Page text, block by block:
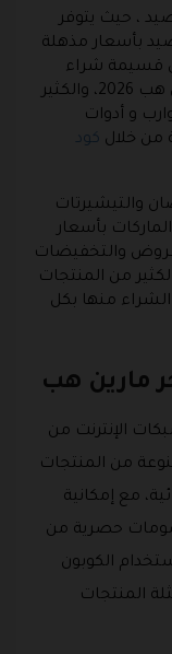
، حيث يتوفر
بأسعار مذهلة
قسيمة شراء
مارين هب عند استخدام كود خصم مارين هب 2026، والكثير
و أدوات
من خلال كود
والتيشيرتات
بأسعار
والتخفيضات
من المنتجات
منها بكل
مارين هب
الإنترنت من
من المنتجات
مع إمكانية
حصرية من
الكوبون
المنتجات